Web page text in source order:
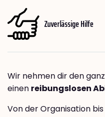
Zuverlässige Hilfe
Wir nehmen dir den
einen reibungslosen
Von der Organisation